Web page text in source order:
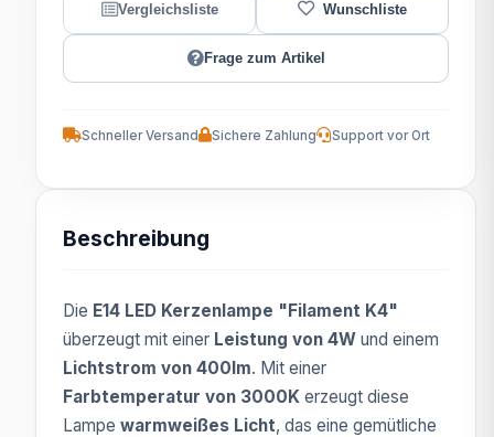
Frage zum Artikel
Schneller Versand Sichere Zahlung Support vor Ort
Beschreibung
Die E14 LED Kerzenlampe "Filament K4"
überzeugt mit einer Leistung von 4W und einem
Lichtstrom von 400lm. Mit einer
Farbtemperatur von 3000K erzeugt diese
Lampe warmweißes Licht, das eine gemütliche